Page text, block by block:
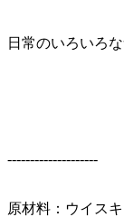
日常のいろいろ
--------------------
原材料：ウイス